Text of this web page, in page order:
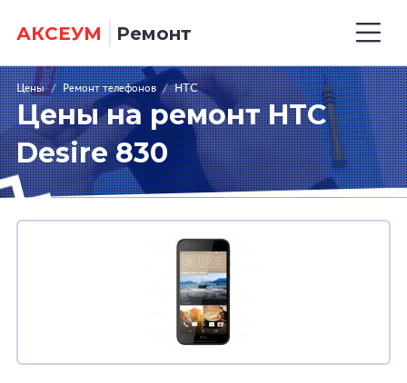
АКСЕУМ Ремонт
Цены / Ремонт телефонов / HTC
Цены на ремонт HTC
Desire 830